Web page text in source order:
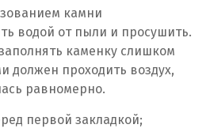
камни
водой от пыли и просушить.
каменку слишком
должен проходить воздух,
равномерно.
первой закладкой;